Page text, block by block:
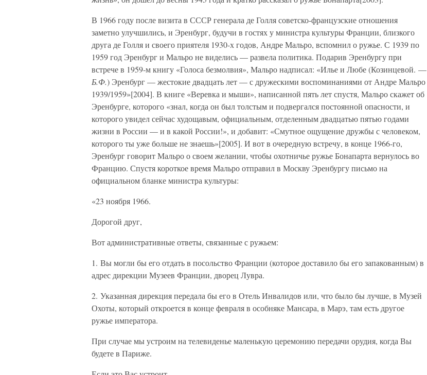
В 1966 году после визита в СССР генерала де Голля советско-французские отношения
заметно улучшились, и Эренбург, будучи в гостях у министра культуры Франции, близкого
друга де Голля и своего приятеля 1930-х годов, Андре Мальро, вспомнил о ружье. С 1939 по
1959 год Эренбург и Мальро не виделись — развела политика. Подарив Эренбургу при
встрече в 1959-м книгу «Голоса безмолвия», Мальро надписал: «Илье и Любе (Козинцевой. —
Б.Ф.) Эренбург — жестокие двадцать лет — с дружескими воспоминаниями от Андре Мальро
1939/1959»[2004]. В книге «Веревка и мыши», написанной пять лет спустя, Мальро скажет об
Эренбурге, которого «знал, когда он был толстым и подвергался постоянной опасности, и
которого увидел сейчас худощавым, официальным, отделенным двадцатью пятью годами
жизни в России — и в какой России!», и добавит: «Смутное ощущение дружбы с человеком,
которого ты уже больше не знаешь»[2005]. И вот в очередную встречу, в конце 1966-го,
Эренбург говорит Мальро о своем желании, чтобы охотничье ружье Бонапарта вернулось во
Францию. Спустя короткое время Мальро отправил в Москву Эренбургу письмо на
официальном бланке министра культуры:
«23 ноября 1966.
Дорогой друг,
Вот административные ответы, связанные с ружьем:
1. Вы могли бы его отдать в посольство Франции (которое доставило бы его запакованным) в
адрес дирекции Музеев Франции, дворец Лувра.
2. Указанная дирекция передала бы его в Отель Инвалидов или, что было бы лучше, в Музей
Охоты, который откроется в конце февраля в особняке Мансара, в Марэ, там есть другое
ружье императора.
При случае мы устроим на телевиденье маленькую церемонию передачи орудия, когда Вы
будете в Париже.